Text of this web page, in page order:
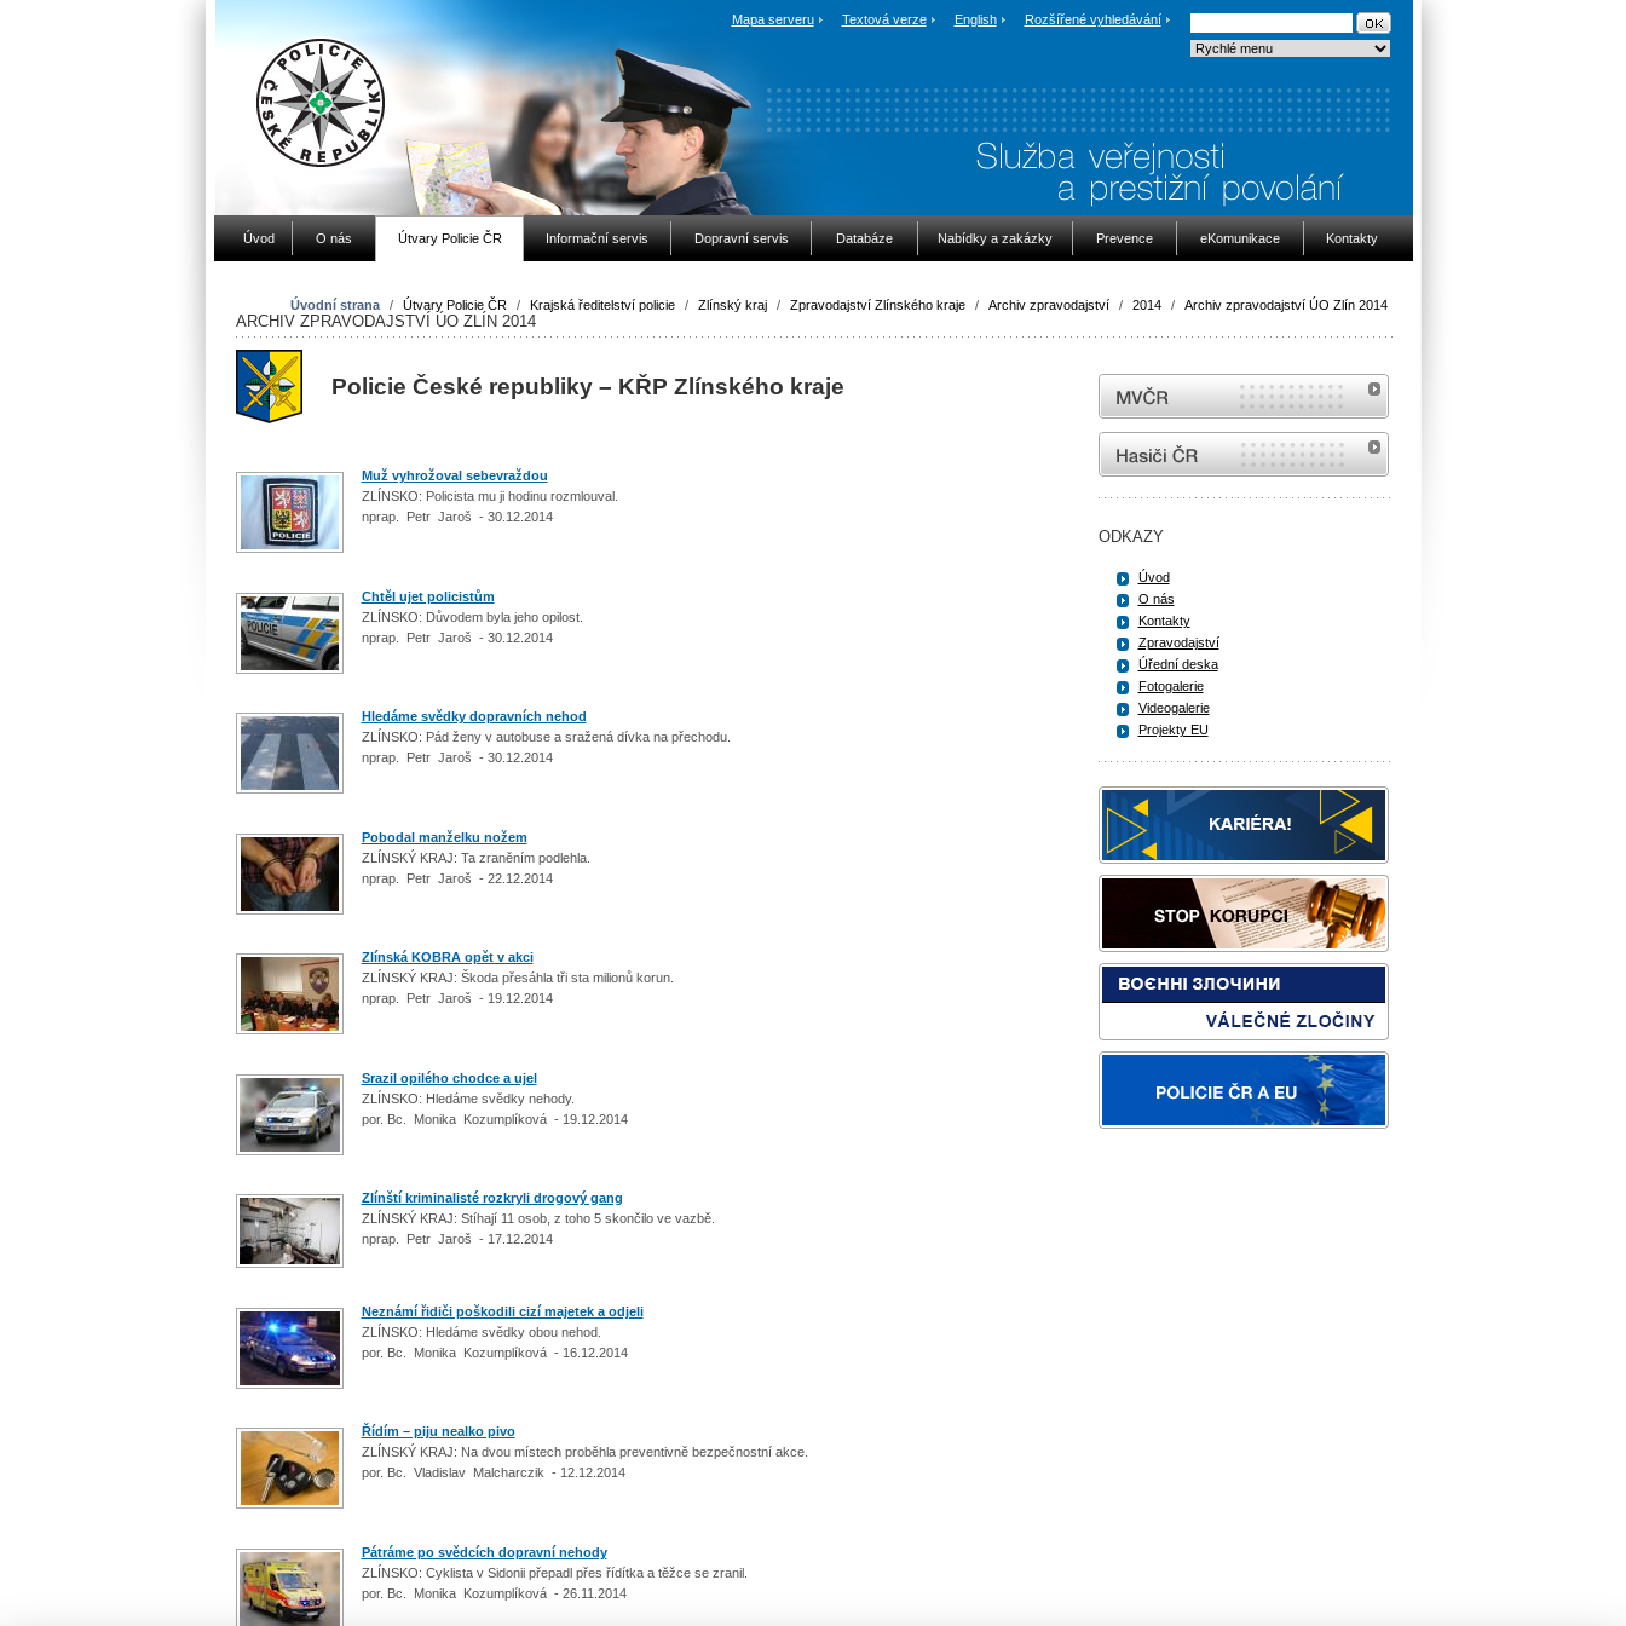
Mapa serveru Textová verze English Rozšířené vyhledávání
Úvod O nás Útvary Policie ČR Informační servis Dopravní servis Databáze Nabídky a zakázky Prevence eKomunikace Kontakty
Úvodní strana / Útvary Policie ČR / Krajská ředitelství policie / Zlínský kraj / Zpravodajství Zlínského kraje / Archiv zpravodajství / 2014 / Archiv zpravodajství ÚO Zlín 2014
ARCHIV ZPRAVODAJSTVÍ ÚO ZLÍN 2014
Policie České republiky – KŘP Zlínského kraje
Muž vyhrožoval sebevraždou
ZLÍNSKO: Policista mu ji hodinu rozmlouval.
nprap. Petr Jaroš - 30.12.2014
Chtěl ujet policistům
ZLÍNSKO: Důvodem byla jeho opilost.
nprap. Petr Jaroš - 30.12.2014
Hledáme svědky dopravních nehod
ZLÍNSKO: Pád ženy v autobuse a sražená dívka na přechodu.
nprap. Petr Jaroš - 30.12.2014
Pobodal manželku nožem
ZLÍNSKÝ KRAJ: Ta zraněním podlehla.
nprap. Petr Jaroš - 22.12.2014
Zlínská KOBRA opět v akci
ZLÍNSKÝ KRAJ: Škoda přesáhla tři sta milionů korun.
nprap. Petr Jaroš - 19.12.2014
Srazil opilého chodce a ujel
ZLÍNSKO: Hledáme svědky nehody.
por. Bc. Monika Kozumplíková - 19.12.2014
Zlínští kriminalisté rozkryli drogový gang
ZLÍNSKÝ KRAJ: Stíhají 11 osob, z toho 5 skončilo ve vazbě.
nprap. Petr Jaroš - 17.12.2014
Neznámí řidiči poškodili cizí majetek a odjeli
ZLÍNSKO: Hledáme svědky obou nehod.
por. Bc. Monika Kozumplíková - 16.12.2014
Řídím – piju nealko pivo
ZLÍNSKÝ KRAJ: Na dvou místech proběhla preventivně bezpečnostní akce.
por. Bc. Vladislav Malcharczik - 12.12.2014
Pátráme po svědcích dopravní nehody
ZLÍNSKO: Cyklista v Sidonii přepadl přes řídítka a těžce se zranil.
por. Bc. Monika Kozumplíková - 26.11.2014
MVČR
internetové stránky Hasiči ČR
ODKAZY
Úvod
O nás
Kontakty
Zpravodajství
Úřední deska
Fotogalerie
Videogalerie
Projekty EU